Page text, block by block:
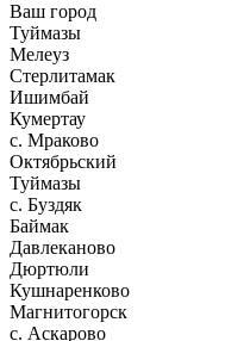
Ваш город
Туймазы
Мелеуз
Стерлитамак
Ишимбай
Кумертау
c. Мраково
Октябрьский
Туймазы
c. Буздяк
Баймак
Давлеканово
Дюртюли
Кушнаренково
Магнитогорск
с. Аскарово